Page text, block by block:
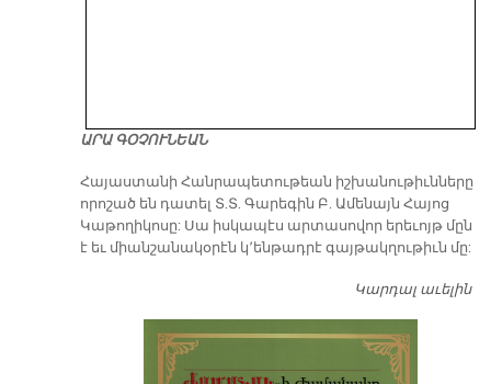
ԱՐԱ ԳՕՉՈՒՆԵԱՆ
​Հայաստանի Հանրապետութեան իշխանութիւնները
որոշած են դատել Տ.Տ. Գարեգին Բ. Ամենայն Հայոց
Կաթողիկոսը: Սա իսկապէս արտասովոր երեւոյթ մըն
է եւ միանշանակօրէն կ՚ենթադրէ գայթակղութիւն մը:
Կարդալ աւելին